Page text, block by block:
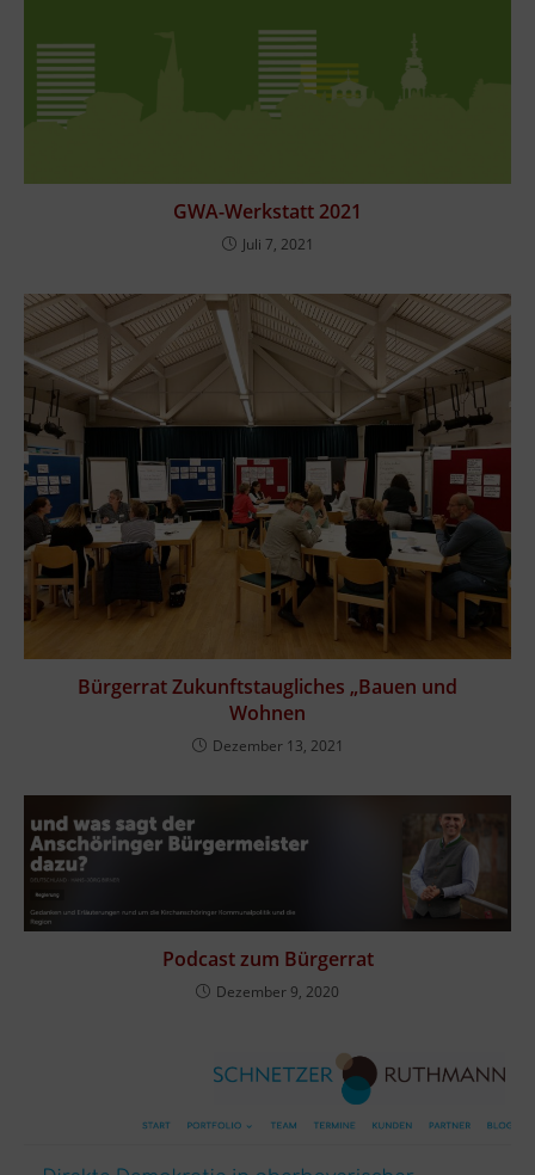
GWA-Werkstatt 2021
Juli 7, 2021
Bürgerrat Zukunftstaugliches „Bauen und
Wohnen
Dezember 13, 2021
Podcast zum Bürgerrat
Dezember 9, 2020